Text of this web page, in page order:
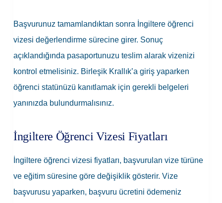
Başvurunuz tamamlandıktan sonra İngiltere öğrenci
vizesi değerlendirme sürecine girer. Sonuç
açıklandığında pasaportunuzu teslim alarak vizenizi
kontrol etmelisiniz. Birleşik Krallık’a giriş yaparken
öğrenci statünüzü kanıtlamak için gerekli belgeleri
yanınızda bulundurmalısınız.
İngiltere Öğrenci Vizesi Fiyatları
İngiltere öğrenci vizesi fiyatları, başvurulan vize türüne
ve eğitim süresine göre değişiklik gösterir. Vize
başvurusu yaparken, başvuru ücretini ödemeniz